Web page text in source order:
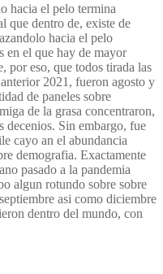
hacia el pelo termina
que dentro de, existe de
hacia el pelo
en el que hay de mayor
por eso, que todos tirada las
2021, fueron agosto y
de paneles sobre
de la grasa concentraron,
decenios. Sin embargo, fue
cayo an el abundancia
demografia. Exactamente
pasado a la pandemia
algun rotundo sobre sobre
asi­ como diciembre
dentro del mundo, con